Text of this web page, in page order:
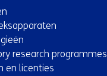
research programmes
en licenties